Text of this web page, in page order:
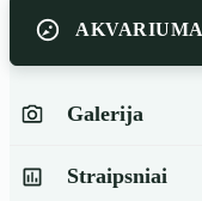
Galerija
Straipsniai